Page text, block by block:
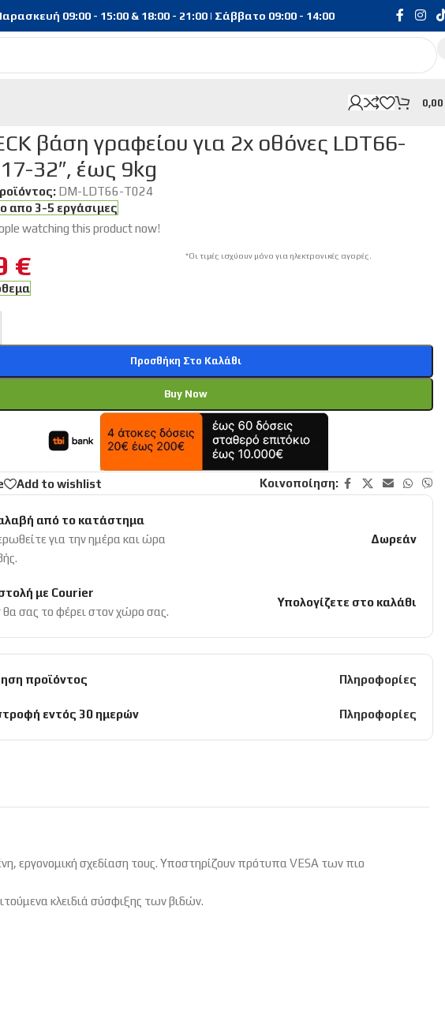
09:00 - 15:00 & 18:00 - 21:00 | Σάββατο 09:00 - 14:00
0,00
βάση γραφείου για 2x οθόνες LDT66-
32″, έως 9kg
DM-LDT66-T024
απο 3-5 εργάσιμες
watching this product now!
€ *Οι τιμές ισχύουν μόνο για ηλεκτρονικές αγορές.
Προσθήκη Στο Καλάθι
Buy Now
Add to wishlist Κοινοποίηση:
από το κατάστημα
για την ημέρα και ώρα
Δωρεάν
με Courier
σας το φέρει στον χώρο σας.
Υπολογίζετε στο καλάθι
προϊόντος Πληροφορίες
εντός 30 ημερών Πληροφορίες
εργονομική σχεδίαση τους. Υποστηρίζουν πρότυπα VESA των πιο
κλειδιά σύσφιξης των βιδών.